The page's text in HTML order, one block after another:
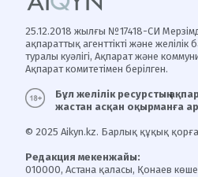
25.12.2018 жылғы №17418-СИ
ақпараттық агенттікті және
туралы куәлігі, Ақпарат және
Ақпарат комитетімен берілген.
Бұл желілік ресурстың
жастан асқан оқырманға
© 2025 Aikyn.kz. Барлық құқық
Редакция мекенжайы:
010000, Астана қаласы, Қонаев